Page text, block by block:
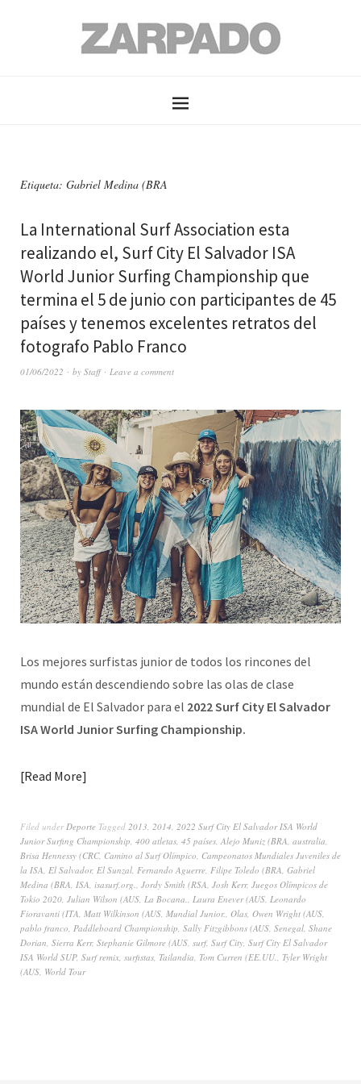
Etiqueta: Gabriel Medina (BRA
La International Surf Association esta
realizando el, Surf City El Salvador ISA
World Junior Surfing Championship que
termina el 5 de junio con participantes de 45
países y tenemos excelentes retratos del
fotografo Pablo Franco
01/06/2022 by Staff Leave a comment
Los mejores surfistas junior de todos los rincones del
mundo están descendiendo sobre las olas de clase
mundial de El Salvador para el 2022 Surf City El Salvador
ISA World Junior Surfing Championship.
Read More
Filed underDeporte Tagged 2013, 2014, 2022 Surf City El Salvador ISA World
Junior Surfing Championship, 400 atletas, 45 países, Alejo Muniz (BRA, australia,
Brisa Hennessy (CRC, Camino al Surf Olímpico, Campeonatos Mundiales Juveniles de
la ISA, El Salvador, El Sunzal, Fernando Aguerre, Filipe Toledo (BRA, Gabriel
Medina (BRA, ISA, isasurf.org., Jordy Smith (RSA, Josh Kerr, Juegos Olímpicos de
Tokio 2020, Julian Wilson (AUS, La Bocana., Laura Enever (AUS, Leonardo
Fioravanti (ITA, Matt Wilkinson (AUS, Mundial Junior., Olas, Owen Wright (AUS,
pablo franco, Paddleboard Championship, Sally Fitzgibbons (AUS, Senegal, Shane
Dorian, Sierra Kerr, Stephanie Gilmore (AUS, surf, Surf City, Surf City El Salvador
ISA World SUP, Surf remix, surfistas, Tailandia, Tom Curren (EE.UU., Tyler Wright
(AUS, World Tour